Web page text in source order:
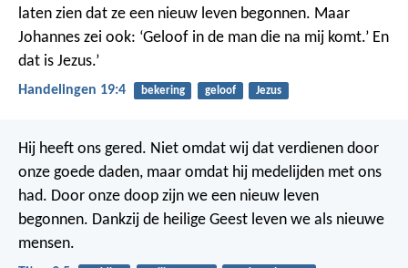
laten zien dat ze een nieuw leven begonnen. Maar
Johannes zei ook: ‘Geloof in de man die na mij komt.’ En
dat is Jezus.’
Handelingen 19:4 bekering geloof Jezus
Hij heeft ons gered. Niet omdat wij dat verdienen door
onze goede daden, maar omdat hij medelijden met ons
had. Door onze doop zijn we een nieuw leven
begonnen. Dankzij de heilige Geest leven we als nieuwe
mensen.